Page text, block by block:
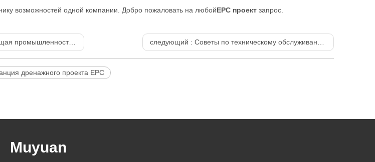
возможностей одной компании. Добро пожаловать на любойEPC проект запрос.
с возможностями развития, вызванными новой промышленной революцией следующий : Советы по техническому обслуживанию, поставляемые Muyuan—— экспортер центробежных насосов для средних и легких нагрузок
дренажного проекта EPC
Muyuan